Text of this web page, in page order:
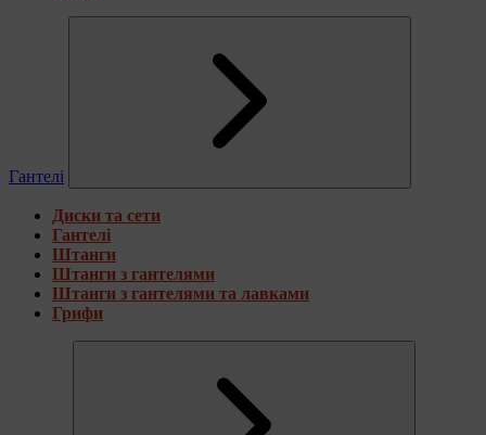
Гантелі
Диски та сети
Гантелі
Штанги
Штанги з гантелями
Штанги з гантелями та лавками
Грифи